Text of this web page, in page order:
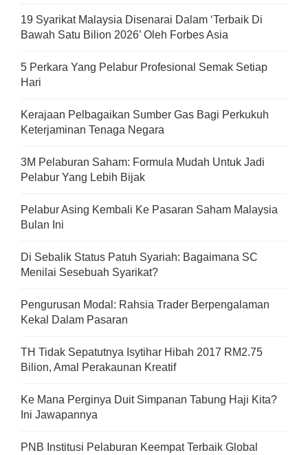
19 Syarikat Malaysia Disenarai Dalam ‘Terbaik Di
Bawah Satu Bilion 2026’ Oleh Forbes Asia
5 Perkara Yang Pelabur Profesional Semak Setiap
Hari
Kerajaan Pelbagaikan Sumber Gas Bagi Perkukuh
Keterjaminan Tenaga Negara
3M Pelaburan Saham: Formula Mudah Untuk Jadi
Pelabur Yang Lebih Bijak
Pelabur Asing Kembali Ke Pasaran Saham Malaysia
Bulan Ini
Di Sebalik Status Patuh Syariah: Bagaimana SC
Menilai Sesebuah Syarikat?
Pengurusan Modal: Rahsia Trader Berpengalaman
Kekal Dalam Pasaran
TH Tidak Sepatutnya Isytihar Hibah 2017 RM2.75
Bilion, Amal Perakaunan Kreatif
Ke Mana Perginya Duit Simpanan Tabung Haji Kita?
Ini Jawapannya
PNB Institusi Pelaburan Keempat Terbaik Global